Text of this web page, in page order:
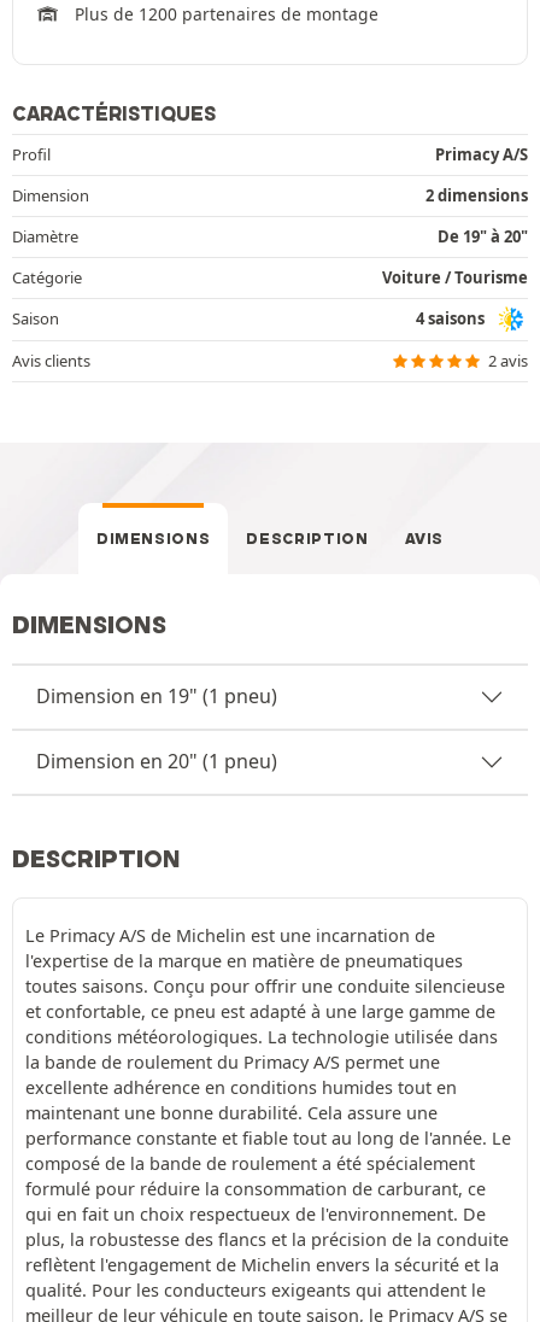
Plus de 1200 partenaires de montage
CARACTÉRISTIQUES
Profil
Primacy A/S
Dimension
2 dimensions
Diamètre
De 19" à 20"
Catégorie
Voiture / Tourisme
Saison
4 saisons
Avis clients
2 avis
DIMENSIONS DESCRIPTION AVIS
DIMENSIONS
Dimension en 19" (1 pneu)
Dimension en 20" (1 pneu)
DESCRIPTION
Le Primacy A/S de Michelin est une incarnation de
l'expertise de la marque en matière de pneumatiques
toutes saisons. Conçu pour offrir une conduite silencieuse
et confortable, ce pneu est adapté à une large gamme de
conditions météorologiques. La technologie utilisée dans
la bande de roulement du Primacy A/S permet une
excellente adhérence en conditions humides tout en
maintenant une bonne durabilité. Cela assure une
performance constante et fiable tout au long de l'année. Le
composé de la bande de roulement a été spécialement
formulé pour réduire la consommation de carburant, ce
qui en fait un choix respectueux de l'environnement. De
plus, la robustesse des flancs et la précision de la conduite
reflètent l'engagement de Michelin envers la sécurité et la
qualité. Pour les conducteurs exigeants qui attendent le
meilleur de leur véhicule en toute saison, le Primacy A/S se